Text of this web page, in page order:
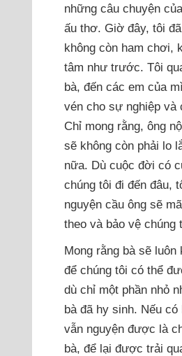
những câu chuyện
ấu thơ. Giờ đây, tôi
không còn ham chơi,
tâm như trước. Tôi
bà, đến các em của
vén cho sự nghiệp và
Chỉ mong rằng, ông
sẽ không còn phải lo
nữa. Dù cuộc đời có
chúng tôi đi đến đâu,
nguyện cầu ông sẽ
theo và bảo vệ chúng
Mong rằng bà sẽ luôn
để chúng tôi có thể
dù chỉ một phần nhỏ
bà đã hy sinh. Nếu có
vẫn nguyện được là
bà, để lại được trải